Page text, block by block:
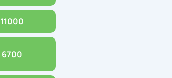
11000
6700